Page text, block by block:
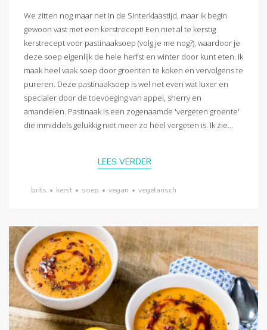
We zitten nog maar net in de Sinterklaastijd, maar ik begin
gewoon vast met een kerstrecept! Een niet al te kerstig
kerstrecept voor pastinaaksoep (volg je me nog?), waardoor je
deze soep eigenlijk de hele herfst en winter door kunt eten. Ik
maak heel vaak soep door groenten te koken en vervolgens te
pureren. Deze pastinaaksoep is wel net even wat luxer en
specialer door de toevoeging van appel, sherry en
amandelen. Pastinaak is een zogenaamde 'vergeten groente'
die inmiddels gelukkig niet meer zo heel vergeten is. Ik zie...
LEES VERDER
brits • kerst • soep • vegan • vegetarisch